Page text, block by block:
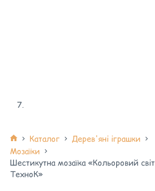
Каталог
Дерев'яні іграшки
Мозаїки
Шестикутна мозаїка «Кольоровий світ
ТехноК»